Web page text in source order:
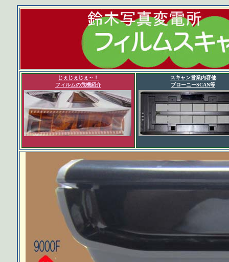
じぇじぇじぇ～！
フィルムの危機紹介
スキャン営業内容他
ブローニーSCAN等